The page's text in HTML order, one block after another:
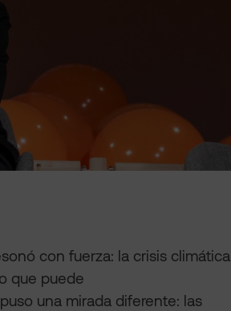
con fuerza: la crisis climática
que puede
una mirada diferente: las